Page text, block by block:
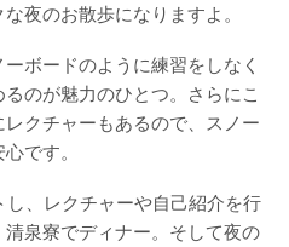
夜のお散歩になりますよ。
ボードのように練習をしなく
のが魅力のひとつ。さらにこ
クチャーもあるので、スノー
です。
、レクチャーや自己紹介を行
泉寮でディナー。そして夜の